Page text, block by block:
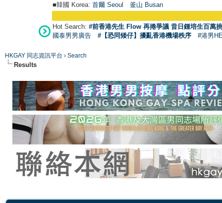
■韓國 Korea: 首爾 Seoul 釜山 Busan
Hot Search: #前香港先生 Flow 再捲爭議 昔日鍾培生百萬
國泰男男廣告
#【恐同矮仔】擾亂香港機場秩序 #港男
HKGAY 同志資訊平台 › Search
Results